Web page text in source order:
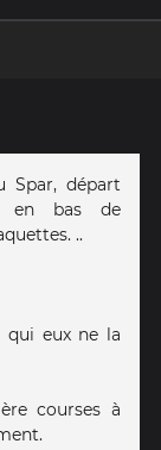
Spar, départ
en bas de
..
qui eux ne la
courses à